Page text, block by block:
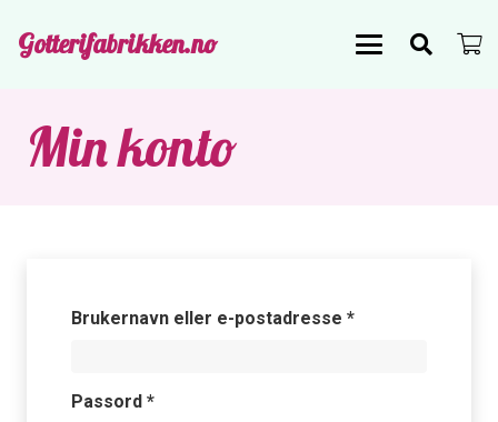
Gotterifabrikken.no
Min konto
Brukernavn eller e-postadresse *Påkrevd
Passord *Påkrevd